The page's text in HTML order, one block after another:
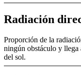
Radiación
Proporción de la
ningún obstáculo y llega
del sol.